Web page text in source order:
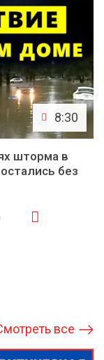
8:30
шторма в
без
все